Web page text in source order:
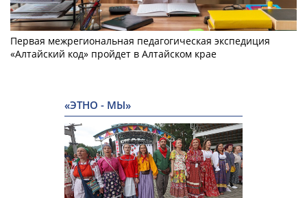
Первая межрегиональная педагогическая экспедиция
«Алтайский код» пройдет в Алтайском крае
«ЭТНО - МЫ»